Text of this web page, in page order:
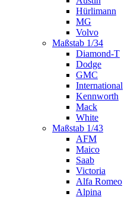
Hürlimann
MG
Volvo
Maßstab 1/34
Diamond-T
Dodge
GMC
International
Kennworth
Mack
White
Maßstab 1/43
AFM
Maico
Saab
Victoria
Alfa Romeo
Alpina